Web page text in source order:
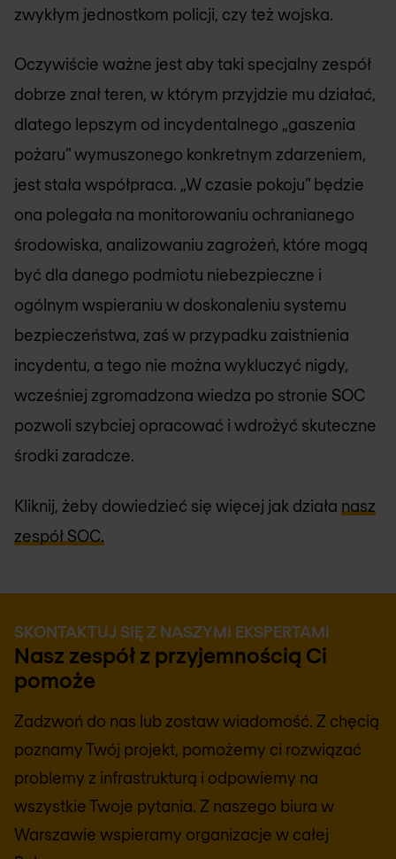
zwykłym jednostkom policji, czy też wojska.
Oczywiście ważne jest aby taki specjalny zespół
dobrze znał teren, w którym przyjdzie mu działać,
dlatego lepszym od incydentalnego „gaszenia
pożaru” wymuszonego konkretnym zdarzeniem,
jest stała współpraca. „W czasie pokoju” będzie
ona polegała na monitorowaniu ochranianego
środowiska, analizowaniu zagrożeń, które mogą
być dla danego podmiotu niebezpieczne i
ogólnym wspieraniu w doskonaleniu systemu
bezpieczeństwa, zaś w przypadku zaistnienia
incydentu, a tego nie można wykluczyć nigdy,
wcześniej zgromadzona wiedza po stronie SOC
pozwoli szybciej opracować i wdrożyć skuteczne
środki zaradcze.
Kliknij, żeby dowiedzieć się więcej jak działa nasz
zespół SOC.
SKONTAKTUJ SIĘ Z NASZYMI EKSPERTAMI
Nasz zespół z przyjemnością Ci
pomoże
Zadzwoń do nas lub zostaw wiadomość. Z chęcią
poznamy Twój projekt, pomożemy ci rozwiązać
problemy z infrastrukturą i odpowiemy na
wszystkie Twoje pytania. Z naszego biura w
Warszawie wspieramy organizacje w całej